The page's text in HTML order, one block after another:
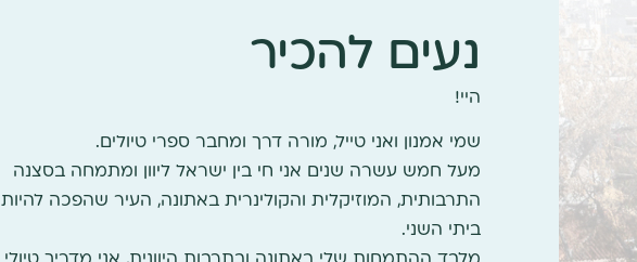
נעים להכיר
היי!
שמי אמנון ואני טייל, מורה דרך ומחבר ספרי טיולים.
מעל חמש עשרה שנים אני חי בין ישראל ליוון ומתמחה בסצנה
התרבותית, המוזיקלית והקולינרית באתונה, העיר שהפכה להיות
ביתי השני.